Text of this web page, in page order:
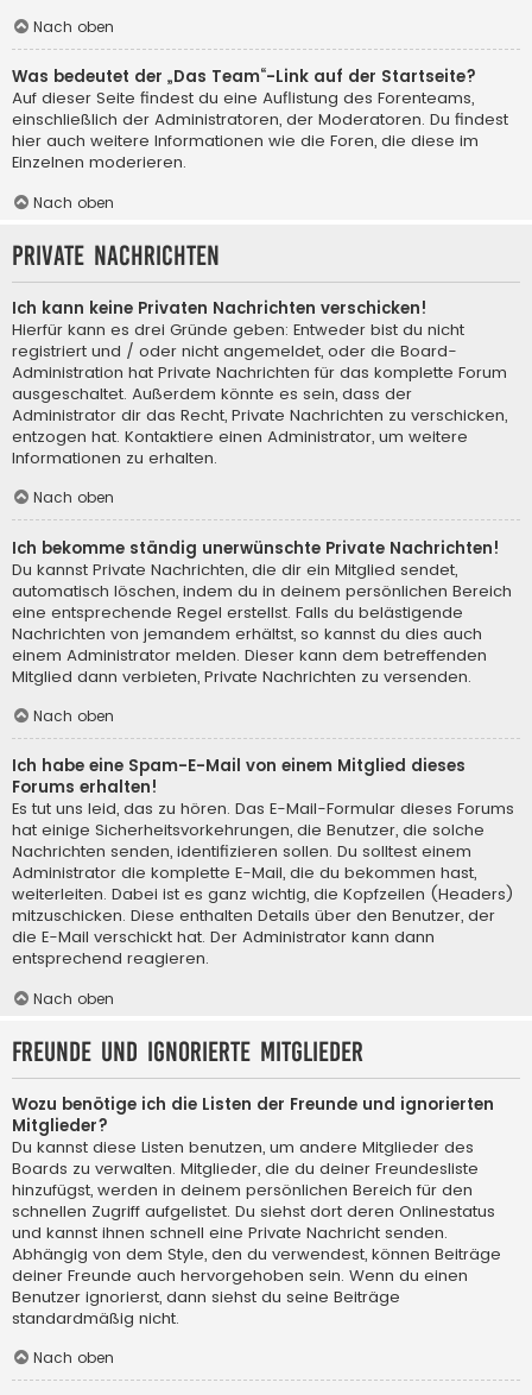
Nach oben
Was bedeutet der „Das Team“-Link auf der Startseite?
Auf dieser Seite findest du eine Auflistung des Forenteams,
einschließlich der Administratoren, der Moderatoren. Du findest
hier auch weitere Informationen wie die Foren, die diese im
Einzelnen moderieren.
Nach oben
Private Nachrichten
Ich kann keine Privaten Nachrichten verschicken!
Hierfür kann es drei Gründe geben: Entweder bist du nicht
registriert und / oder nicht angemeldet, oder die Board-
Administration hat Private Nachrichten für das komplette Forum
ausgeschaltet. Außerdem könnte es sein, dass der
Administrator dir das Recht, Private Nachrichten zu verschicken,
entzogen hat. Kontaktiere einen Administrator, um weitere
Informationen zu erhalten.
Nach oben
Ich bekomme ständig unerwünschte Private Nachrichten!
Du kannst Private Nachrichten, die dir ein Mitglied sendet,
automatisch löschen, indem du in deinem persönlichen Bereich
eine entsprechende Regel erstellst. Falls du belästigende
Nachrichten von jemandem erhältst, so kannst du dies auch
einem Administrator melden. Dieser kann dem betreffenden
Mitglied dann verbieten, Private Nachrichten zu versenden.
Nach oben
Ich habe eine Spam-E-Mail von einem Mitglied dieses
Forums erhalten!
Es tut uns leid, das zu hören. Das E-Mail-Formular dieses Forums
hat einige Sicherheitsvorkehrungen, die Benutzer, die solche
Nachrichten senden, identifizieren sollen. Du solltest einem
Administrator die komplette E-Mail, die du bekommen hast,
weiterleiten. Dabei ist es ganz wichtig, die Kopfzeilen (Headers)
mitzuschicken. Diese enthalten Details über den Benutzer, der
die E-Mail verschickt hat. Der Administrator kann dann
entsprechend reagieren.
Nach oben
Freunde und ignorierte Mitglieder
Wozu benötige ich die Listen der Freunde und ignorierten
Mitglieder?
Du kannst diese Listen benutzen, um andere Mitglieder des
Boards zu verwalten. Mitglieder, die du deiner Freundesliste
hinzufügst, werden in deinem persönlichen Bereich für den
schnellen Zugriff aufgelistet. Du siehst dort deren Onlinestatus
und kannst ihnen schnell eine Private Nachricht senden.
Abhängig von dem Style, den du verwendest, können Beiträge
deiner Freunde auch hervorgehoben sein. Wenn du einen
Benutzer ignorierst, dann siehst du seine Beiträge
standardmäßig nicht.
Nach oben